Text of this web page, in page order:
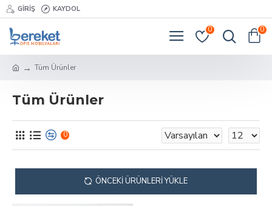
GIRIŞ KAYDOL
0 0
Tüm Ürünler
Tüm Ürünler
0
ÖNCEKI ÜRÜNLERI YÜKLE